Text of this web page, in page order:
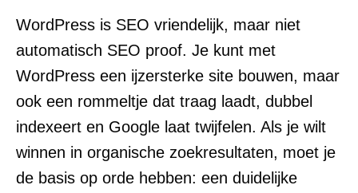
WordPress is SEO vriendelijk, maar niet
automatisch SEO proof. Je kunt met
WordPress een ijzersterke site bouwen, maar
ook een rommeltje dat traag laadt, dubbel
indexeert en Google laat twijfelen. Als je wilt
winnen in organische zoekresultaten, moet je
de basis op orde hebben: een duidelijke